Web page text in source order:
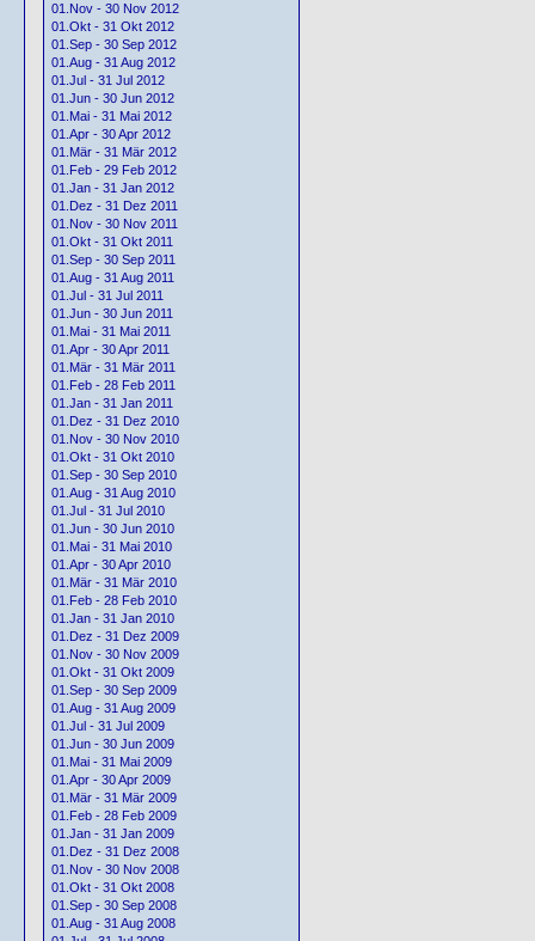
01.Nov - 30 Nov 2012
01.Okt - 31 Okt 2012
01.Sep - 30 Sep 2012
01.Aug - 31 Aug 2012
01.Jul - 31 Jul 2012
01.Jun - 30 Jun 2012
01.Mai - 31 Mai 2012
01.Apr - 30 Apr 2012
01.Mär - 31 Mär 2012
01.Feb - 29 Feb 2012
01.Jan - 31 Jan 2012
01.Dez - 31 Dez 2011
01.Nov - 30 Nov 2011
01.Okt - 31 Okt 2011
01.Sep - 30 Sep 2011
01.Aug - 31 Aug 2011
01.Jul - 31 Jul 2011
01.Jun - 30 Jun 2011
01.Mai - 31 Mai 2011
01.Apr - 30 Apr 2011
01.Mär - 31 Mär 2011
01.Feb - 28 Feb 2011
01.Jan - 31 Jan 2011
01.Dez - 31 Dez 2010
01.Nov - 30 Nov 2010
01.Okt - 31 Okt 2010
01.Sep - 30 Sep 2010
01.Aug - 31 Aug 2010
01.Jul - 31 Jul 2010
01.Jun - 30 Jun 2010
01.Mai - 31 Mai 2010
01.Apr - 30 Apr 2010
01.Mär - 31 Mär 2010
01.Feb - 28 Feb 2010
01.Jan - 31 Jan 2010
01.Dez - 31 Dez 2009
01.Nov - 30 Nov 2009
01.Okt - 31 Okt 2009
01.Sep - 30 Sep 2009
01.Aug - 31 Aug 2009
01.Jul - 31 Jul 2009
01.Jun - 30 Jun 2009
01.Mai - 31 Mai 2009
01.Apr - 30 Apr 2009
01.Mär - 31 Mär 2009
01.Feb - 28 Feb 2009
01.Jan - 31 Jan 2009
01.Dez - 31 Dez 2008
01.Nov - 30 Nov 2008
01.Okt - 31 Okt 2008
01.Sep - 30 Sep 2008
01.Aug - 31 Aug 2008